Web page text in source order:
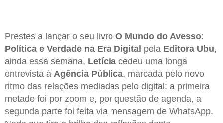
Prestes a lançar o seu livro O Mundo do Avesso:
Política e Verdade na Era Digital pela Editora Ubu,
ainda essa semana, Letícia cedeu uma longa
entrevista à Agência Pública, marcada pelo novo
ritmo das relações mediadas pelo digital: a primeira
metade foi por zoom e, por questão de agenda, a
segunda parte foi feita via mensagem de WhatsApp.